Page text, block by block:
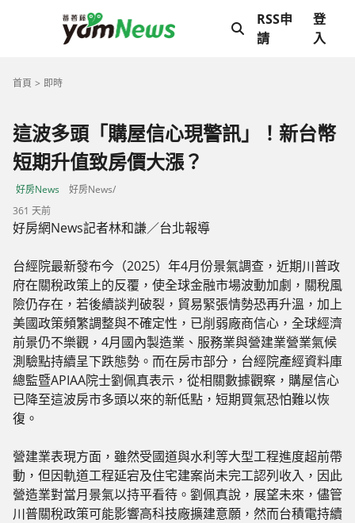
RSS申
請
登
入
首頁 即時
這波多頭「購屋信心現警訊」！新台幣
短期升值致房價大漲？
好房News
好房News/
361 天前
好房網News記者林和謙／台北報導
台經院最新發布今（2025）年4月份景氣調查，近期川普政
府在關稅政策上的反覆，使全球金融市場波動加劇，關稅風
險仍存在，若後續談判破裂，貿易緊張情勢恐再升溫，加上
美國政策頻繁調整與不確定性，已削弱廠商信心，全球經濟
前景仍不樂觀，4月國內製造業、服務業與營建業營業氣候
測驗點持續呈下跌態勢。而在房市部分，台經院產經資料庫
總監暨APIAA院士劉佩真表示，從相關數據觀察，購屋信心
已降至這波房市多頭以來的新低點，短期買氣恐怕難以恢
復。
營建業表現方面，雖然受國道與水利等大型工程進度超前帶
動，但因軌道工程延宕及住宅建案尚未完工認列收入，因此
營造業對當月景氣以持平看待。劉佩真說，展望未來，儘管
川普關稅政策可能影響高科技廠擴建意願，然而台積電持續